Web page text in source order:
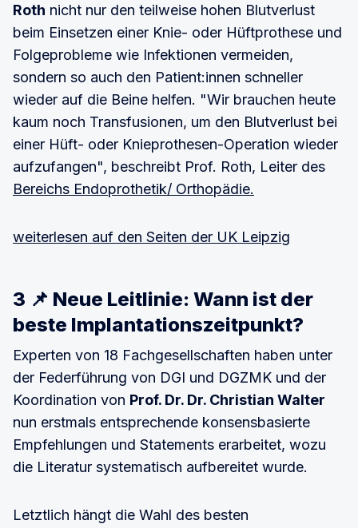
Roth nicht nur den teilweise hohen Blutverlust
beim Einsetzen einer Knie- oder Hüftprothese und
Folgeprobleme wie Infektionen vermeiden,
sondern so auch den Patient:innen schneller
wieder auf die Beine helfen. "Wir brauchen heute
kaum noch Transfusionen, um den Blutverlust bei
einer Hüft- oder Knieprothesen-Operation wieder
aufzufangen", beschreibt Prof. Roth, Leiter des
Bereichs Endoprothetik/ Orthopädie.
weiterlesen auf den Seiten der UK Leipzig
3 📌 Neue Leitlinie: Wann ist der
beste Implantationszeitpunkt?
Experten von 18 Fachgesellschaften haben unter
der Federführung von DGI und DGZMK und der
Koordination von Prof. Dr. Dr. Christian Walter
nun erstmals entsprechende konsensbasierte
Empfehlungen und Statements erarbeitet, wozu
die Literatur systematisch aufbereitet wurde.
Letztlich hängt die Wahl des besten